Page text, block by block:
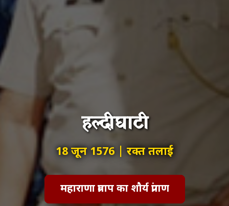
हल्दीघाटी
18 जून 1576 | रक्त तलाई
महाराणा प्रताप का शौर्य प्रांगण